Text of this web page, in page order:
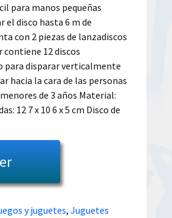
para manos pequeñas
el disco hasta 6 m de
con 2 piezas de lanzadiscos
contiene 12 discos
para disparar verticalmente
hacia la cara de las personas
de 3 años Material:
12 7 x 10 6 x 5 cm Disco de
y juguetes,Juguetes